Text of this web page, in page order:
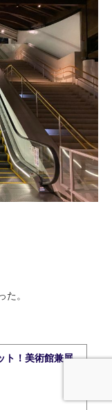
た。
ト！美術館兼展